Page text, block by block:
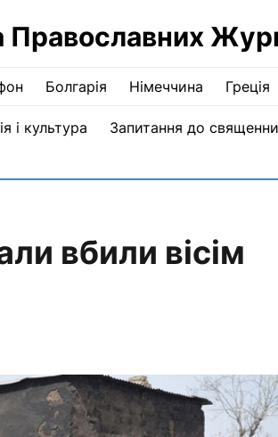
Православних
Болгарія Німеччина Греція
і культура Запитання до
вбили вісім